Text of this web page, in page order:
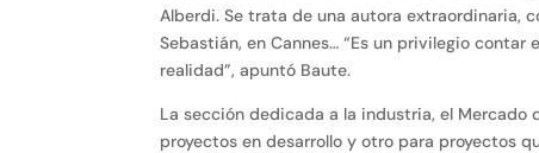
Alberdi. Se trata de una autora extraordinaria,
Sebastián, en Cannes… “Es un privilegio
realidad”, apuntó Baute.
La sección dedicada a la industria, el Mercado
proyectos en desarrollo y otro para proyectos